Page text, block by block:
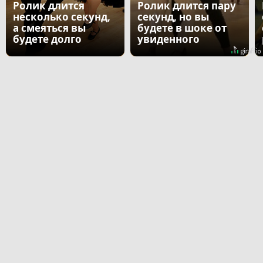
Ролик длится
несколько секунд,
а смеяться вы
будете долго
Ролик длится пару
секунд, но вы
будете в шоке от
увиденного